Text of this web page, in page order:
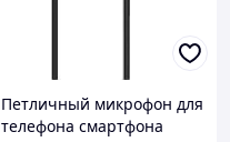
Петличный микрофон для
телефона смартфона